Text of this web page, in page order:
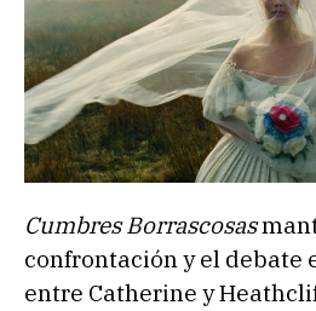
Cumbres Borrascosas
confrontación y el debate
entre Catherine y